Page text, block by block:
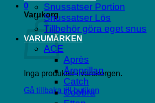
0
Varukorg
Inga produkter i varukorgen.
Gå tillbaka till butiken
Snussatser Portion
Snussatser Lös
Tillbehör göra eget snus
VARUMÄRKEN
ACE
Après
Åreprillan
Catch
Coobra